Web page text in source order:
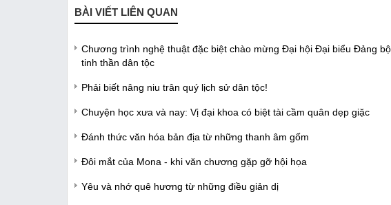
BÀI VIẾT LIÊN QUAN
Chương trình nghệ thuật đặc biệt chào mừng Đại hội Đại biểu Đảng
tinh thần dân tộc
Phải biết nâng niu trân quý lịch sử dân tộc!
Chuyện học xưa và nay: Vị đại khoa có biệt tài cầm quân dẹp giặc
Đánh thức văn hóa bản địa từ những thanh âm gốm
Đôi mắt của Mona - khi văn chương gặp gỡ hội họa
Yêu và nhớ quê hương từ những điều giản dị